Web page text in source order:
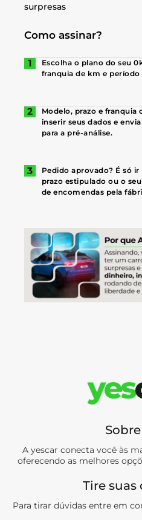
surpresas
Como assinar?
Escolha o plano do seu
franquia de km e
Modelo, prazo e
inserir seus dados e
para a pré-análise.
Pedido aprovado? É só
prazo estipulado ou o
de encomendas pela
A yescar conecta você às
oferecendo as melhores
Tire suas
Para tirar dúvidas entre em